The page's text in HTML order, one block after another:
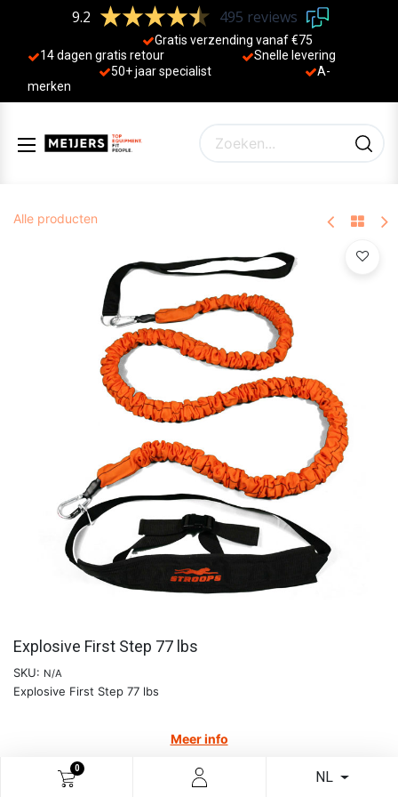
0
NL
9.2 495 reviews
Gratis verzending vanaf €75
14 dagen gratis retour
Sne lle levering
50+ jaar specialist
A-
merken
Alle producten
Explosive First Step 77 lbs
SKU: N/A
Explosive First Step 77 lbs
Meer info
127,19